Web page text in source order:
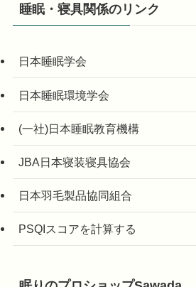
睡眠・寝具関係のリンク
日本睡眠学会
日本睡眠環境学会
(一社)日本睡眠教育機構
JBA日本寝装寝具協会
日本羽毛製品協同組合
PSQIスコアを計算する